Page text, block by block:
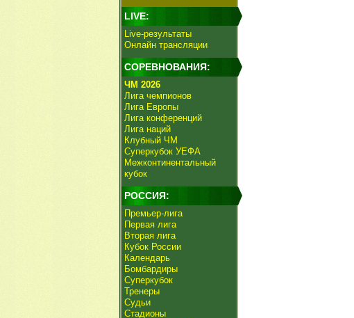
LIVE:
Live-результаты
Онлайн трансляции
СОРЕВНОВАНИЯ:
ЧМ 2026
Лига чемпионов
Лига Европы
Лига конференций
Лига наций
Клубный ЧМ
Суперкубок УЕФА
Межконтинентальный
кубок
РОССИЯ:
Премьер-лига
Первая лига
Вторая лига
Кубок России
Календарь
Бомбардиры
Суперкубок
Тренеры
Судьи
Стадионы